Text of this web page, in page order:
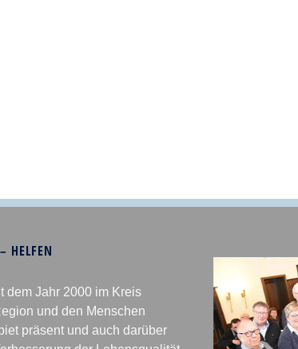
HELFEN
dem Jahr 2000 im Kreis
und den Menschen
präsent und auch darüber